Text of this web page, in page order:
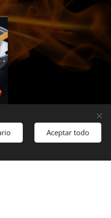
Aceptar todo